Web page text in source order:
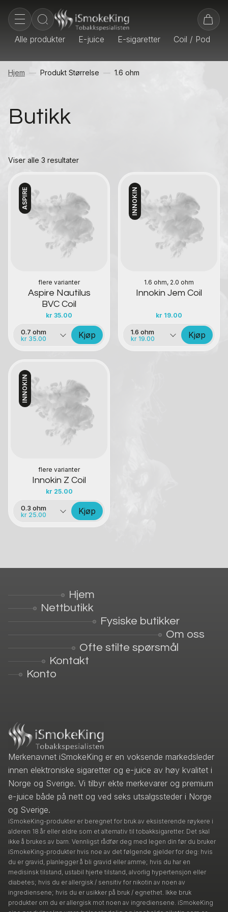
Alle produkter E-juice E-sigaretter Coil / Pod
Hjem Produkt Størrelse 1.6 ohm
Butikk
Viser alle 3 resultater
ASPIRE
flere varianter
Aspire Nautilus
BVC Coil
kr 35.00
Kontakt oss
0.7 ohm
kr 35.00 Kjøp
INNOKIN
1.6 ohm, 2.0 ohm
Innokin Jem Coil
kr 19.00
Kontakt oss
1.6 ohm
kr 19.00 Kjøp
INNOKIN
flere varianter
Innokin Z Coil
kr 25.00
Kontakt oss
0.3 ohm
kr 25.00 Kjøp
Hjem
Nettbutikk
Fysiske butikker
Om oss
Ofte stilte spørsmål
Kontakt
Konto
Merkenavnet iSmokeKing er en voksende markedsleder
innen elektroniske sigaretter og e-juice av høy kvalitet i
Norge og Sverige. Vi tilbyr ekte merkevarer og premium
e-juice både på nett og ved seks utsalgssteder i Norge
og Sverige.
iSmokeKing-produkter er beregnet for bruk av eksisterende røykere i
alderen 18 år eller eldre som et alternativ til tobakksigaretter. Det skal
ikke å brukes av barn. Vennligst rådfør deg med legen din før du bruker
iSmokeKing-produkter hvis noe av det følgende gjelder for deg: hvis
du er gravid, planlegger å bli gravid eller amme; hvis du har en
medisinsk tilstand, ustabil hjerte tilstand, alvorlig hypertensjon eller
diabetes; hvis du er allergisk / sensitiv for nikotin av noen av
ingrediensene; hvis du er usikker på bruk / egnethet. Ikke bruk
produkter om du er allergisk mot noen av ingrediensene. iSmokeKing